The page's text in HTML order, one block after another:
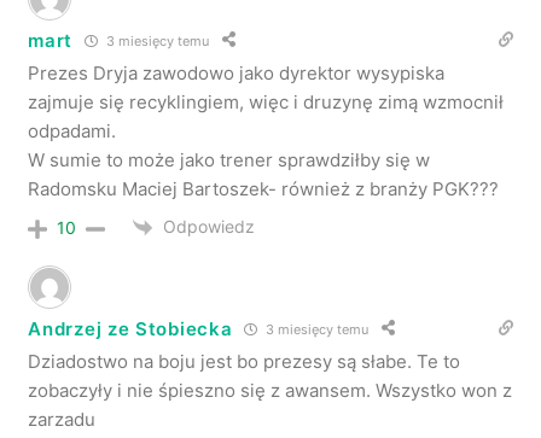
mart 3 miesięcy temu
Prezes Dryja zawodowo jako dyrektor wysypiska
zajmuje się recyklingiem, więc i druzynę zimą wzmocnił
odpadami.
W sumie to może jako trener sprawdziłby się w
Radomsku Maciej Bartoszek- również z branży PGK???
10 Odpowiedz
Andrzej ze Stobiecka 3 miesięcy temu
Dziadostwo na boju jest bo prezesy są słabe. Te to
zobaczyły i nie śpieszno się z awansem. Wszystko won z
zarzadu